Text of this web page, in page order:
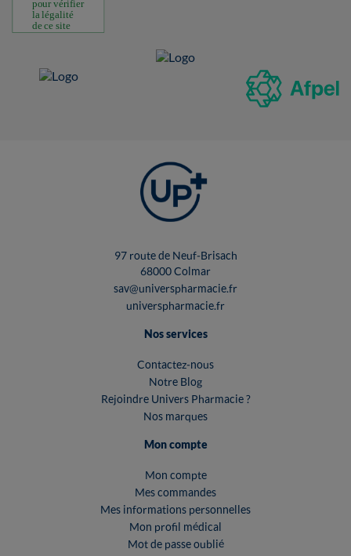
97 route de Neuf-Brisach
68000 Colmar
sav@universpharmacie.fr
universpharmacie.fr
Nos services
Contactez-nous
Notre Blog
Rejoindre Univers Pharmacie ?
Nos marques
Mon compte
Mon compte
Mes commandes
Mes informations personnelles
Mon profil médical
Mot de passe oublié